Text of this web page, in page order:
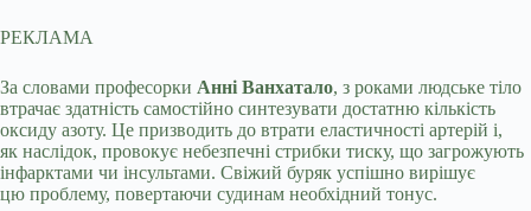
РЕКЛАМА
За словами професорки Анні Ванхатало, з роками людське тіло
втрачає здатність самостійно синтезувати достатню кількість
оксиду азоту. Це призводить до втрати еластичності артерій і,
як наслідок, провокує небезпечні стрибки тиску, що загрожують
інфарктами чи інсультами. Свіжий буряк успішно вирішує
цю проблему, повертаючи судинам необхідний тонус.